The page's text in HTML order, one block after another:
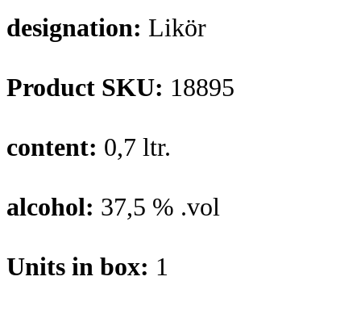
designation: Likör
Product SKU: 18895
content: 0,7 ltr.
alcohol: 37,5 % .vol
Units in box: 1